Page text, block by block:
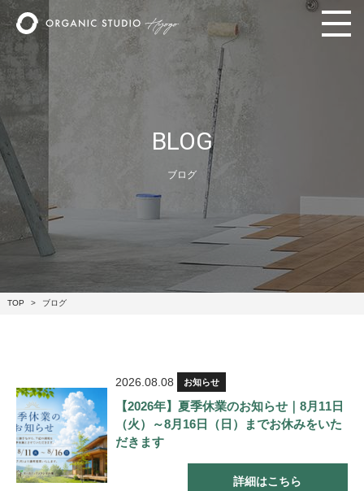
BLOG
ブログ
TOP ブログ
2026.08.08 お知らせ
【2026年】夏季休業のお知らせ｜8月11日
（火）～8月16日（日）までお休みをいた
だきます
詳細はこちら